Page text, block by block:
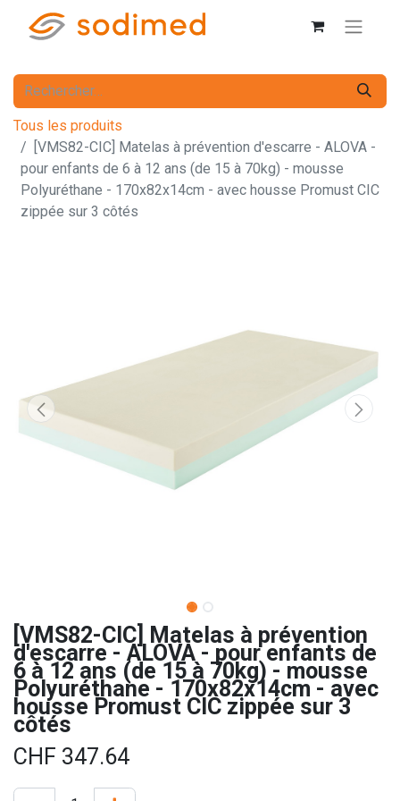
Tous les produits
[VMS82-CIC] Matelas à prévention d'escarre - ALOVA -
pour enfants de 6 à 12 ans (de 15 à 70kg) - mousse
Polyuréthane - 170x82x14cm - avec housse Promust CIC
zippée sur 3 côtés
[VMS82-CIC] Matelas à prévention
d'escarre - ALOVA - pour enfants de
6 à 12 ans (de 15 à 70kg) - mousse
Polyuréthane - 170x82x14cm - avec
housse Promust CIC zippée sur 3
côtés
CHF 347.64